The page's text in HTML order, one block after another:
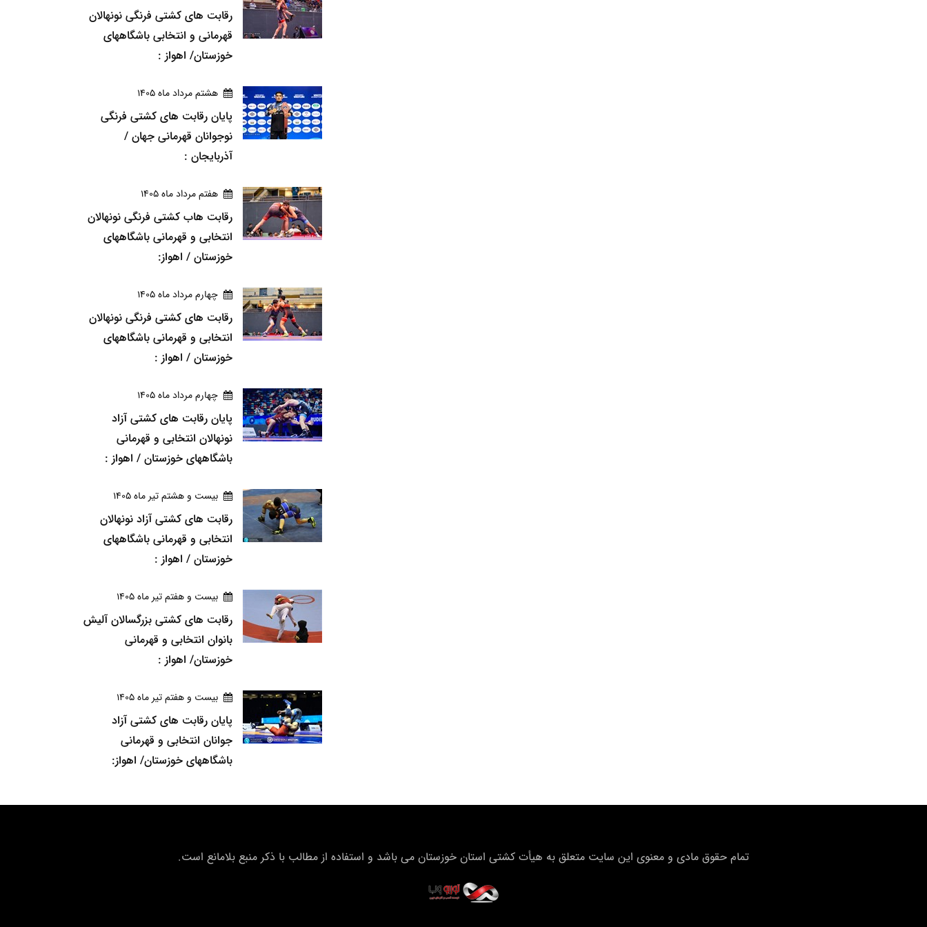
رقابت های کشتی فرنگی نونهالان
قهرمانی و انتخابی باشگاههای
خوزستان/ اهواز :
هشتم مرداد ماه 1405
پایان رقابت های کشتی فرنگی
نوجوانان قهرمانی جهان /
آذربایجان :
هفتم مرداد ماه 1405
رقابت هاب کشتی فرنگی نونهالان
انتخابی و قهرمانی باشگاههای
خوزستان / اهواز:
چهارم مرداد ماه 1405
رقابت های کشتی فرنگی نونهالان
انتخابی و قهرمانی باشگاههای
خوزستان / اهواز :
چهارم مرداد ماه 1405
پایان رقابت های کشتی آزاد
نونهالان انتخابی و قهرمانی
باشگاههای خوزستان / اهواز :
بيست و هشتم تير ماه 1405
رقابت های کشتی آزاد نونهالان
انتخابی و قهرمانی باشگاههای
خوزستان / اهواز :
بيست و هفتم تير ماه 1405
رقابت های کشتی بزرگسالان آلیش
بانوان انتخابی و قهرمانی
خوزستان/ اهواز :
بيست و هفتم تير ماه 1405
پایان رقابت های کشتی آزاد
جوانان انتخابی و قهرمانی
باشگاههای خوزستان/ اهواز:
تمام حقوق مادی و معنوی این سایت متعلق به هیأت كشتی استان خوزستان می باشد و استفاده از مطالب با ذکر منبع بلامانع است.